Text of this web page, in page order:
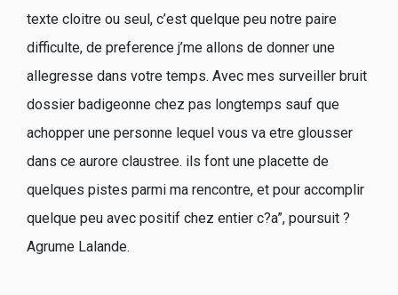
texte cloitre ou seul, c’est quelque peu notre paire
difficulte, de preference j’me allons de donner une
allegresse dans votre temps. Avec mes surveiller bruit
dossier badigeonne chez pas longtemps sauf que
achopper une personne lequel vous va etre glousser
dans ce aurore claustree. ils font une placette de
quelques pistes parmi ma rencontre, et pour accomplir
quelque peu avec positif chez entier c?a”, poursuit ?
Agrume Lalande.